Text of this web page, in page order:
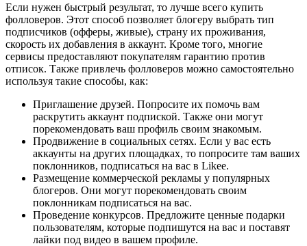
Если нужен быстрый результат, то лучше всего купить
фолловеров. Этот способ позволяет блогеру выбрать тип
подписчиков (офферы, живые), страну их проживания,
скорость их добавления в аккаунт. Кроме того, многие
сервисы предоставляют покупателям гарантию против
отписок. Также привлечь фолловеров можно самостоятельно
используя такие способы, как:
Приглашение друзей. Попросите их помочь вам
раскрутить аккаунт подпиской. Также они могут
порекомендовать ваш профиль своим знакомым.
Продвижение в социальных сетях. Если у вас есть
аккаунты на других площадках, то попросите там ваших
поклонников, подписаться на вас в Likee.
Размещение коммерческой рекламы у популярных
блогеров. Они могут порекомендовать своим
поклонникам подписаться на вас.
Проведение конкурсов. Предложите ценные подарки
пользователям, которые подпишутся на вас и поставят
лайки под видео в вашем профиле.